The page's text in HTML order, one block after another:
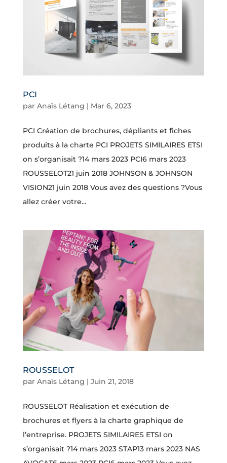
PCI
par Anaïs Létang | Mar 6, 2023
PCI Création de brochures, dépliants et fiches
produits à la charte PCI PROJETS SIMILAIRES ETSI
on s’organisait ?14 mars 2023 PCI6 mars 2023
ROUSSELOT21 juin 2018 JOHNSON & JOHNSON
VISION21 juin 2018 Vous avez des questions ?Vous
allez créer votre...
ROUSSELOT
par Anaïs Létang | Juin 21, 2018
ROUSSELOT Réalisation et exécution de
brochures et flyers à la charte graphique de
l’entreprise. PROJETS SIMILAIRES ETSI on
s’organisait ?14 mars 2023 STAP13 mars 2023 NAS